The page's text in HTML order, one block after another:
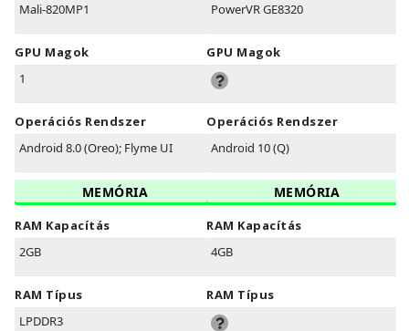
Mali-820MP1
GPU Magok
1
Operációs Rendszer
Android 8.0 (Oreo); Flyme UI
MEMÓRIA
RAM Kapacítás
2GB
RAM Típus
LPDDR3
PowerVR GE8320
GPU Magok
Operációs Rendszer
Android 10 (Q)
MEMÓRIA
RAM Kapacítás
4GB
RAM Típus